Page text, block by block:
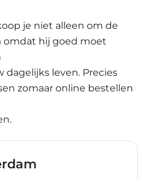
je niet alleen om de
omdat hij goed moet
leven. Precies
zomaar online bestellen